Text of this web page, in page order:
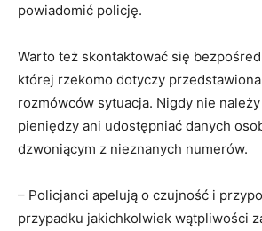
powiadomić policję.
Warto też skontaktować się
której rzekomo dotyczy
rozmówców sytuacja. Nigdy nie
pieniędzy ani udostępniać danych
dzwoniącym z nieznanych numerów.
– Policjanci apelują o czujność i
przypadku jakichkolwiek wątpliwości